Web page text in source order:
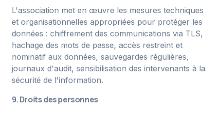
L'association met en œuvre les mesures techniques
et organisationnelles appropriées pour protéger les
données : chiffrement des communications via TLS,
hachage des mots de passe, accès restreint et
nominatif aux données, sauvegardes régulières,
journaux d'audit, sensibilisation des intervenants à la
sécurité de l'information.
9. Droits des personnes